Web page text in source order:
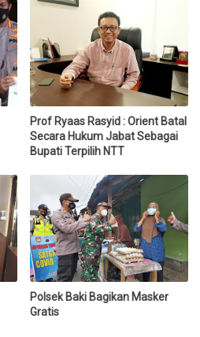
Prof Ryaas Rasyid : Orient Batal
Secara Hukum Jabat Sebagai
Bupati Terpilih NTT
Polsek Baki Bagikan Masker
Gratis